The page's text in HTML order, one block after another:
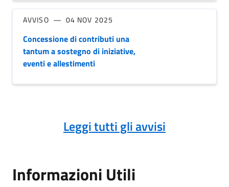
AVVISO 04 NOV 2025
Concessione di contributi una
tantum a sostegno di iniziative,
eventi e allestimenti
Leggi tutti gli avvisi
Informazioni Utili